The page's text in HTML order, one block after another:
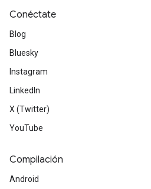
Conéctate
Blog
Bluesky
Instagram
LinkedIn
X (Twitter)
YouTube
Compilación
Android